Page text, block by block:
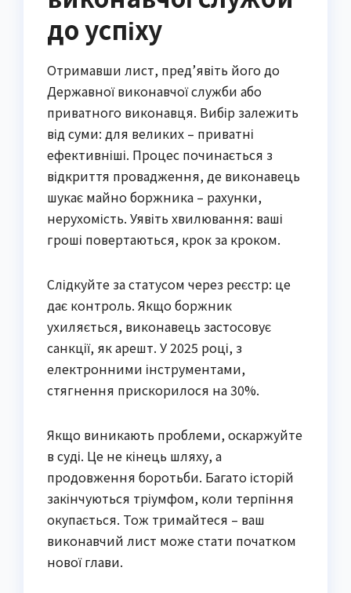
до успіху
Отримавши лист, пред’явіть його до
Державної виконавчої служби або
приватного виконавця. Вибір залежить
від суми: для великих – приватні
ефективніші. Процес починається з
відкриття провадження, де виконавець
шукає майно боржника – рахунки,
нерухомість. Уявіть хвилювання: ваші
гроші повертаються, крок за кроком.
Слідкуйте за статусом через реєстр: це
дає контроль. Якщо боржник
ухиляється, виконавець застосовує
санкції, як арешт. У 2025 році, з
електронними інструментами,
стягнення прискорилося на 30%.
Якщо виникають проблеми, оскаржуйте
в суді. Це не кінець шляху, а
продовження боротьби. Багато історій
закінчуються тріумфом, коли терпіння
окупається. Тож тримайтеся – ваш
виконавчий лист може стати початком
нової глави.